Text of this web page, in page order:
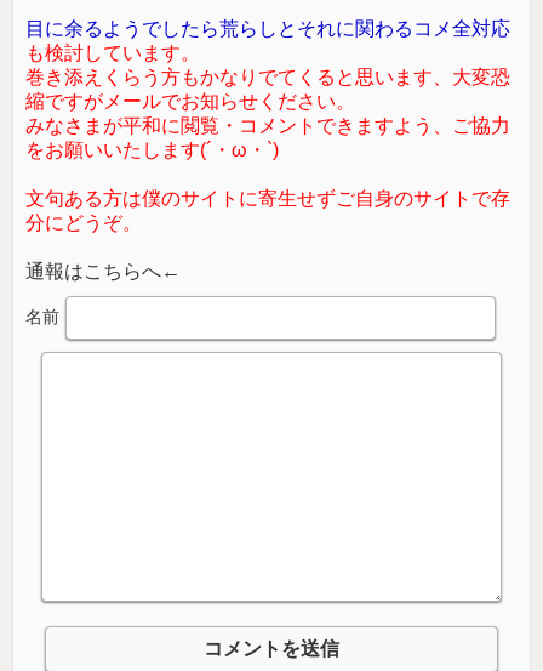
目に余るようでしたら荒らしとそれに関わるコメ全対応
も検討しています。
巻き添えくらう方もかなりでてくると思います、大変恐
縮ですがメールでお知らせください。
みなさまが平和に閲覧・コメントできますよう、ご協力
をお願いいたします(´・ω・`)
文句ある方は僕のサイトに寄生せずご自身のサイトで存
分にどうぞ。
通報はこちらへ←
名前